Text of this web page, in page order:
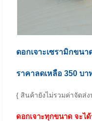
ดอกเจาะเซรามิกขน
ราคาลดเหลือ 350 บา
{ สินค้ายังไม่รวมค่าจัดส่
ดอกเจาะทุกขนาด จะไ